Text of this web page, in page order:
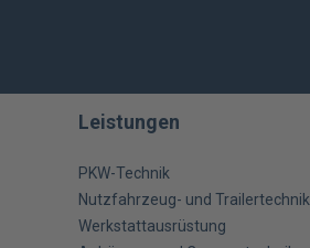
Leistungen
PKW-Technik
Nutzfahrzeug- und Trailertechnik
Werkstattausrüstung